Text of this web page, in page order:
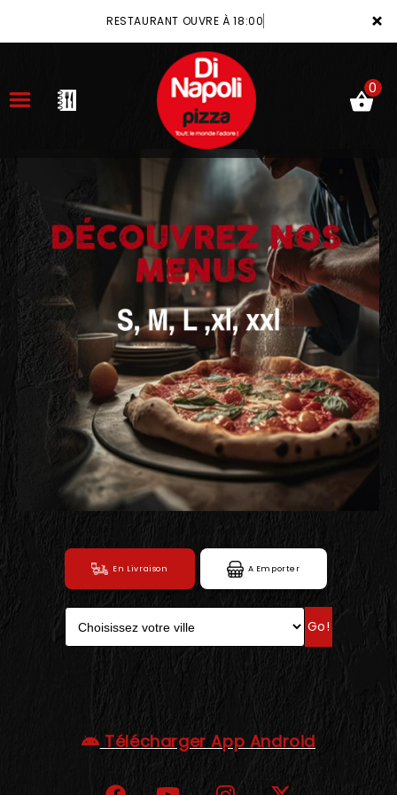
×
RESTAURANT OUVRE À 18:00
ACCUEIL
LA CARTE
VOTRE COMPTE
NOTRE RESTAURANT
VOS AVIS
MENTIONS LÉGALES
C.G.V
0
En Livraison A Emporter
Go!
Télécharger App Android